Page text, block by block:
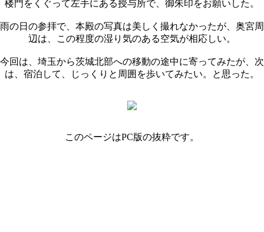
楼門をくぐって左手にある授与所で、御朱印をお願いした。
雨の日の参拝で、本殿の写真は美しく撮れなかったが、奥宮周
辺は、この程度の湿り気のある空気が相応しい。
今回は、埼玉から茨城北部への移動の途中に寄ってみたが、次
は、宿泊して、じっくりと周囲を歩いてみたい。と思った。
このページはPC版の抜粋です。